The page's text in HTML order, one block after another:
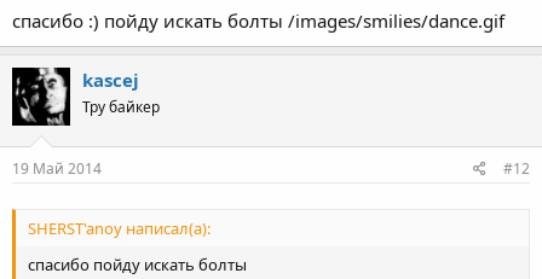
спасибо :) пойду искать болты /images/smilies/dance.gif
kascej
Тру байкер
19 Май 2014 #12
SHERST'anoy написал(а):
спасибо пойду искать болты